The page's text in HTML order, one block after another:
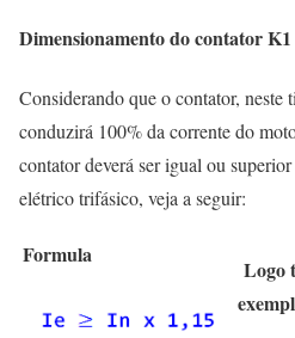
Dimensionamento do contator K1
Considerando que o contator, neste
conduzirá 100% da corrente do
contator deverá ser igual ou
elétrico trifásico, veja a seguir:
Formula
Logo